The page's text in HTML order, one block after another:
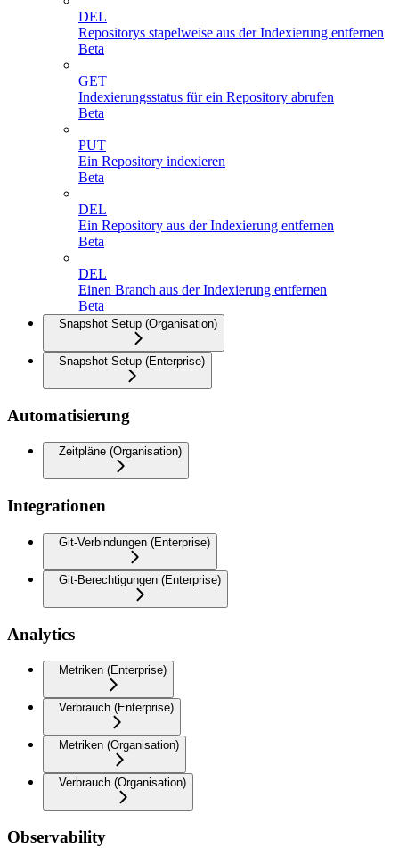
DEL
Repositorys stapelweise aus der Indexierung entfernen
Beta
GET
Indexierungsstatus für ein Repository abrufen
Beta
PUT
Ein Repository indexieren
Beta
DEL
Ein Repository aus der Indexierung entfernen
Beta
DEL
Einen Branch aus der Indexierung entfernen
Beta
Snapshot Setup (Organisation)
Snapshot Setup (Enterprise)
Automatisierung
Zeitpläne (Organisation)
Integrationen
Git-Verbindungen (Enterprise)
Git-Berechtigungen (Enterprise)
Analytics
Metriken (Enterprise)
Verbrauch (Enterprise)
Metriken (Organisation)
Verbrauch (Organisation)
Observability